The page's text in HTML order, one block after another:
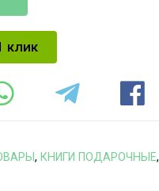
клик
, КНИГИ ПОДАРОЧНЫЕ,